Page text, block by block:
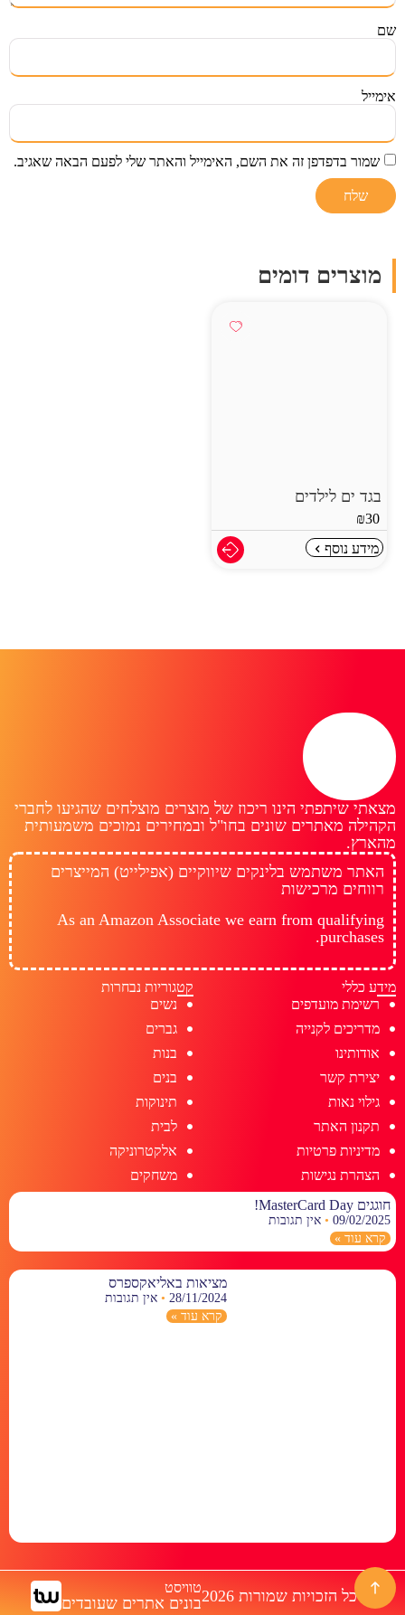
שם
אימייל
שמור בדפדפן זה את השם, האימייל והאתר שלי לפעם הבאה שאגיב.
מוצרים דומים
בגד ים לילדים
₪30
מידע נוסף
מצאתי שיתפתי הינו ריכוז של מוצרים מוצלחים שהגיעו לחברי
הקהילה מאתרים שונים בחו"ל ובמחירים נמוכים משמעותית
מהארץ.
האתר משתמש בלינקים שיווקיים (אפילייט) המייצרים
רווחים מרכישות
As an Amazon Associate we earn from qualifying
purchases.
מידע כללי
רשימת מועדפים
מדריכים לקנייה
אודותינו
יצירת קשר
גילוי נאות
תקנון האתר
מדיניות פרטיות
הצהרת נגישות
קטגוריות נבחרות
נשים
גברים
בנות
בנים
תינוקות
לבית
אלקטרוניקה
משחקים
חוגגים MasterCard Day!
09/02/2025
אין תגובות
קרא עוד »
מציאות באליאקספרס
28/11/2024 אין תגובות
קרא עוד »
© כל הזכויות שמורות 2026 טוויסט
בונים אתרים שעובדים